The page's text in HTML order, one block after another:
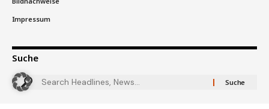
Impressum
Suche